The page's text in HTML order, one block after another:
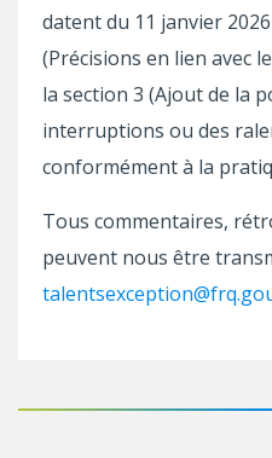
datent du 11 janvier
(Précisions en lien avec
la section 3 (Ajout de la
interruptions ou des
conformément à la
Tous commentaires,
peuvent nous être